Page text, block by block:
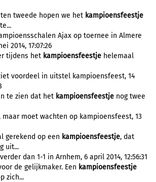
ten tweede hopen we het kampioensfeestje
Ajax op toernee in Almere
2014, 17:07:26
tijdens het kampioensfeestje helemaal
voordeel in uitstel kampioensfeest, 14
te zien dat het kampioensfeestje nog twee
maar moet wachten op kampioensfeest, 13
gerekend op een kampioensfeestje, dat
uit...
dan 1-1 in Arnhem, 6 april 2014, 12:56:31
de gelijkmaker. Een kampioensfeestje
zich...